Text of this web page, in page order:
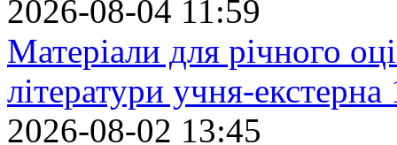
2026-08-04 11:59
Матеріали для річного
літератури учня-екстерна
2026-08-02 13:45